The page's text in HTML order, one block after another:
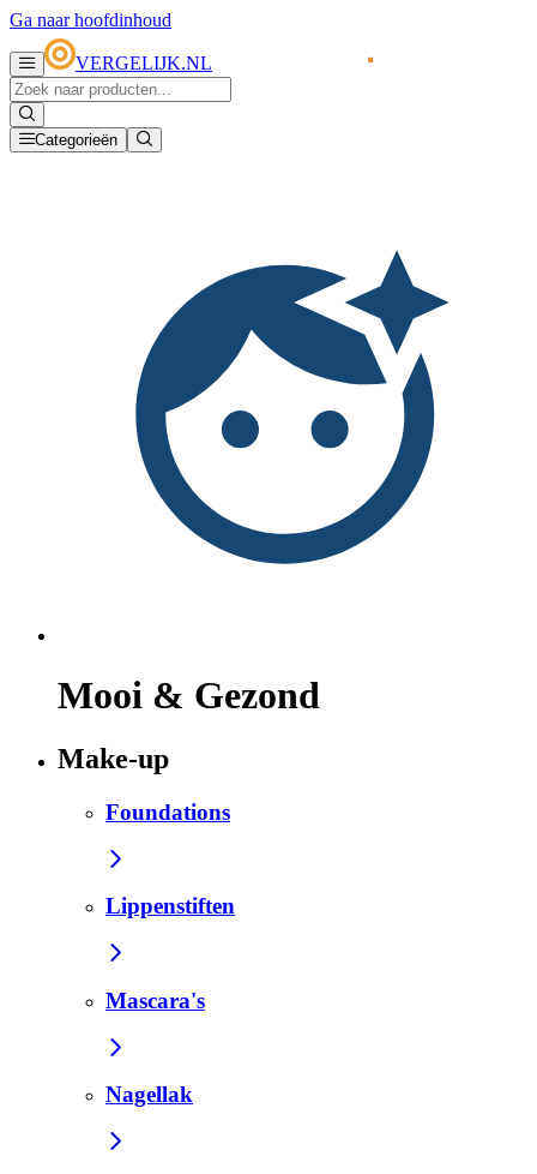
Ga naar hoofdinhoud
VERGELIJK.NL
Categorieën
Mooi & Gezond
Make-up
Foundations
Lippenstiften
Mascara's
Nagellak